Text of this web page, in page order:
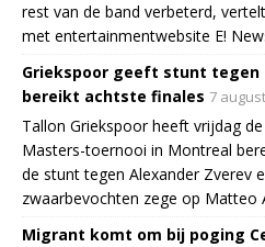
rest van de band verbeterd,
met entertainmentwebsite E!
Griekspoor geeft stunt tegen
bereikt achtste finales 7
Tallon Griekspoor heeft vrijdag
Masters-toernooi in Montreal
de stunt tegen Alexander Zverev
zwaarbevochten zege op Matteo
Migrant komt om bij poging